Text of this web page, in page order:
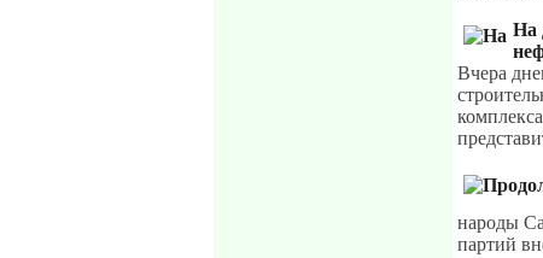
На
Вчера
народы
партий